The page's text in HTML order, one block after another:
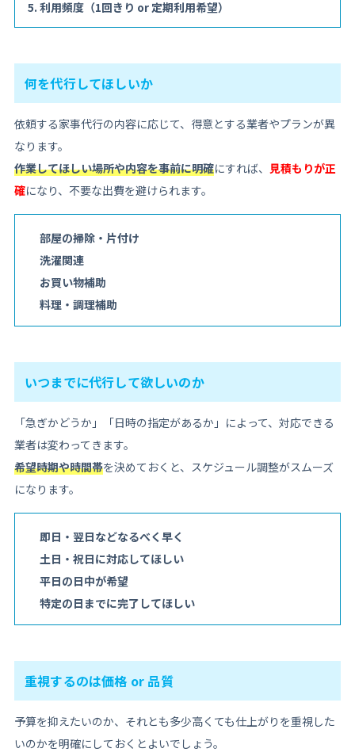
利用頻度（1回きり or 定期利用希望）
何を代行してほしいか
依頼する家事代行の内容に応じて、得意とする業者やプランが異
なります。
作業してほしい場所や内容を事前に明確にすれば、 見積もりが正
確になり、不要な出費を避けられます。
部屋の掃除・片付け
洗濯関連
お買い物補助
料理・調理補助
いつまでに代行して欲しいのか
「急ぎかどうか」「日時の指定があるか」によって、対応できる
業者は変わってきます。
希望時期や時間帯を決めておくと、スケジュール調整がスムーズ
になります。
即日・翌日などなるべく早く
土日・祝日に対応してほしい
平日の日中が希望
特定の日までに完了してほしい
重視するのは価格 or 品質
予算を抑えたいのか、それとも多少高くても仕上がりを重視した
いのかを明確にしておくとよいでしょう。